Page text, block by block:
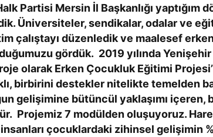
Partisi Mersin İl Başkanlığı yaptığım
Üniversiteler, sendikalar, odalar ve
çalıştayı düzenledik ve maalesef
gördük. 2019 yılında
olarak Erken Çocukluk Eğitimi
birbirini destekler nitelikte temelden
gelişimine bütüncül yaklaşımı
Projemiz 7 modülden oluşuyoruz.
çocuklardaki zihinsel gelişimin